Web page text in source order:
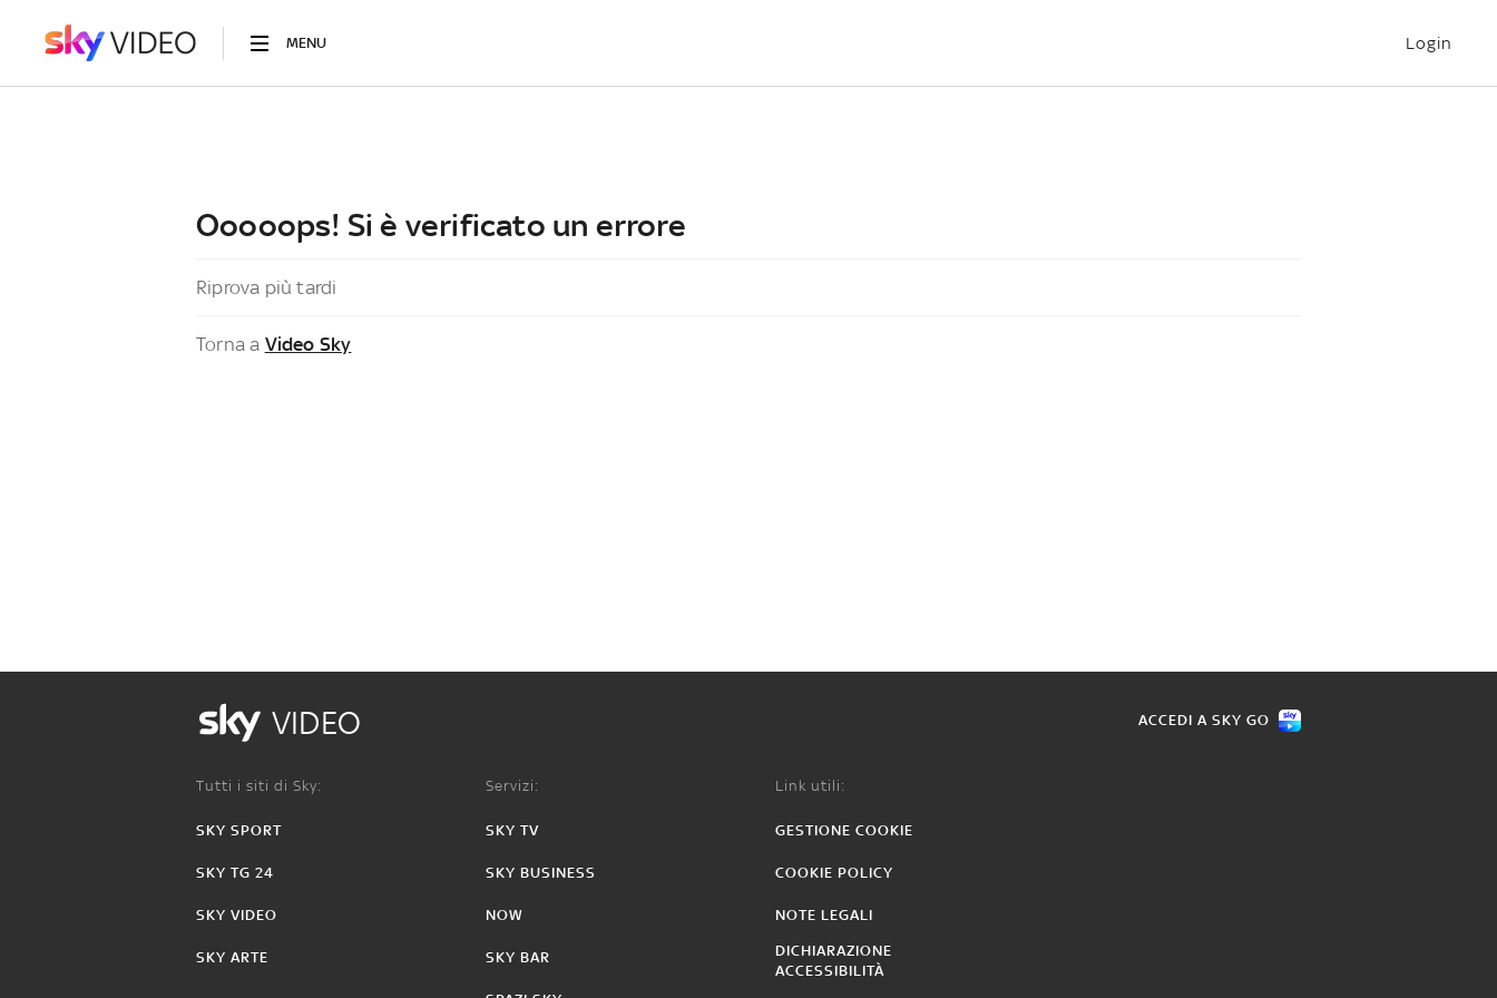
MENU Login
Ooooops! Si è verificato un errore
Riprova più tardi
Torna a Video Sky
VIDEO ACCEDI A SKY GO
Tutti i siti di Sky:
SKY SPORT
SKY TG 24
SKY VIDEO
SKY ARTE
Servizi:
SKY TV
SKY BUSINESS
NOW
SKY BAR
Link utili:
GESTIONE COOKIE
COOKIE POLICY
NOTE LEGALI
DICHIARAZIONE
ACCESSIBILITÀ